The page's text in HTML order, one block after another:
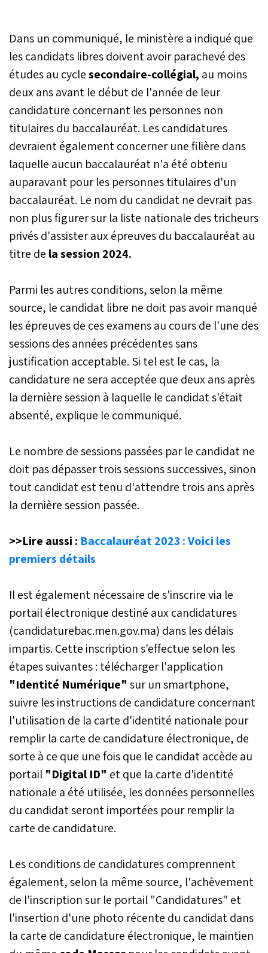
Dans un communiqué, le ministère a indiqué que
les candidats libres doivent avoir parachevé des
études au cyclesecondaire-collégial, au moins
deux ans avant le début de l'année de leur
candidature concernant les personnes non
titulaires du baccalauréat. Les candidatures
devraient également concerner une filière dans
laquelle aucun baccalauréat n'a été obtenu
auparavant pour les personnes titulaires d'un
baccalauréat. Le nom du candidat ne devrait pas
non plus figurer sur la liste nationale des tricheurs
privés d'assister aux épreuves du baccalauréat au
titre de la session 2024.
Parmi les autres conditions, selon la même
source, le candidat libre ne doit pas avoir manqué
les épreuves de ces examens au cours de l'une des
sessions des années précédentes sans
justification acceptable. Si tel est le cas, la
candidature ne sera acceptée que deux ans après
la dernière session à laquelle le candidat s'était
absenté, explique le communiqué.
Le nombre de sessions passées par le candidat ne
doit pas dépasser trois sessions successives, sinon
tout candidat est tenu d'attendre trois ans après
la dernière session passée.
>>Lire aussi : Baccalauréat 2023 : Voici les
premiers détails
Il est également nécessaire de s'inscrire via le
portail électronique destiné aux candidatures
(candidaturebac.men.gov.ma) dans les délais
impartis. Cette inscription s'effectue selon les
étapes suivantes : télécharger l'application
"Identité Numérique" sur un smartphone,
suivre les instructions de candidature concernant
l'utilisation de la carte d'identité nationale pour
remplir la carte de candidature électronique, de
sorte à ce que une fois que le candidat accède au
portail "Digital ID" et que la carte d'identité
nationale a été utilisée, les données personnelles
du candidat seront importées pour remplir la
carte de candidature.
Les conditions de candidatures comprennent
également, selon la même source, l'achèvement
de l'inscription sur le portail "Candidatures" et
l'insertion d'une photo récente du candidat dans
la carte de candidature électronique, le maintien